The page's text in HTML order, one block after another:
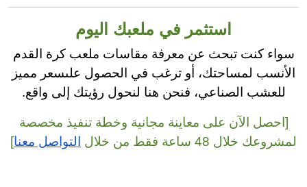
استثمر في ملعبك اليوم
سواء كنت تبحث عن معرفة مقاسات ملعب كرة القدم
الأنسب لمساحتك، أو ترغب في الحصول علىسعر مميز
للعشب الصناعي، فنحن هنا لنحول رؤيتك إلى واقع.
[احصل الآن على معاينة مجانية وخطة تنفيذ مخصصة
لمشروعك خلال 48 ساعة فقط من خلال
التواصل معنا]